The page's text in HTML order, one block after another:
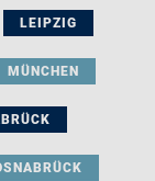
LEIPZIG
MÜNCHEN